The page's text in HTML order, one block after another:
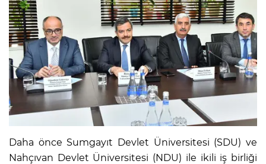
Daha önce Sumgayıt Devlet Üniversitesi (SDU) ve
Nahçıvan Devlet Üniversitesi (NDU) ile ikili iş birliği